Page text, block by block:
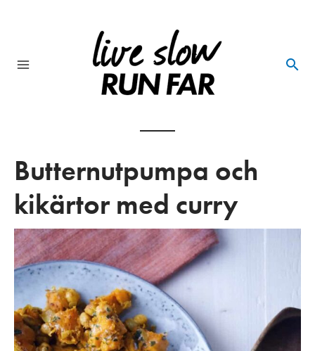
Butternutpumpa och
kikärtor med curry